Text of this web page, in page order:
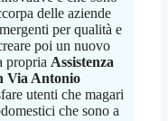
delle aziende
per qualità e
poi un nuovo
propria Assistenza
Via Antonio
utenti che magari
che sono a